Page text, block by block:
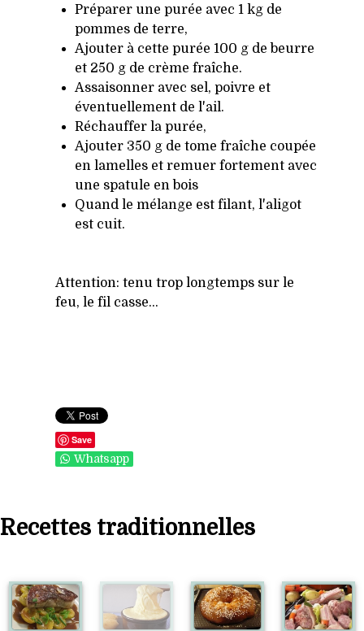
Préparer une purée avec 1 kg de
pommes de terre,
Ajouter à cette purée 100 g de beurre
et 250 g de crème fraîche.
Assaisonner avec sel, poivre et
éventuellement de l'ail.
Réchauffer la purée,
Ajouter 350 g de tome fraîche coupée
en lamelles et remuer fortement avec
une spatule en bois
Quand le mélange est filant, l'aligot
est cuit.
Attention: tenu trop longtemps sur le
feu, le fil casse...
Save
Whatsapp
Recettes traditionnelles